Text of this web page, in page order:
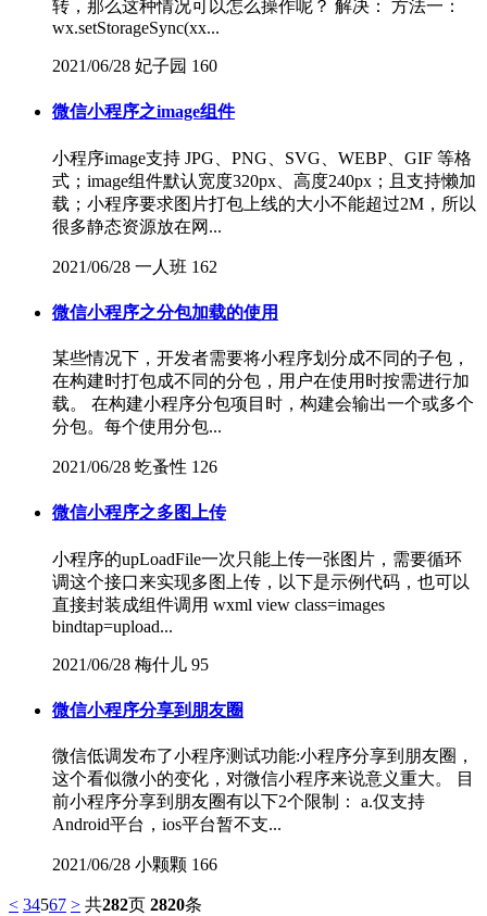
转，那么这种情况可以怎么操作呢？ 解决： 方法一：
wx.setStorageSync(xx...
2021/06/28 妃子园 160
微信小程序之image组件
小程序image支持 JPG、PNG、SVG、WEBP、GIF 等格
式；image组件默认宽度320px、高度240px；且支持懒加
载；小程序要求图片打包上线的大小不能超过2M，所以
很多静态资源放在网...
2021/06/28 一人班 162
微信小程序之分包加载的使用
某些情况下，开发者需要将小程序划分成不同的子包，
在构建时打包成不同的分包，用户在使用时按需进行加
载。 在构建小程序分包项目时，构建会输出一个或多个
分包。每个使用分包...
2021/06/28 虼蚤性 126
微信小程序之多图上传
小程序的upLoadFile一次只能上传一张图片，需要循环
调这个接口来实现多图上传，以下是示例代码，也可以
直接封装成组件调用 wxml view class=images
bindtap=upload...
2021/06/28 梅什儿 95
微信小程序分享到朋友圈
微信低调发布了小程序测试功能:小程序分享到朋友圈，
这个看似微小的变化，对微信小程序来说意义重大。 目
前小程序分享到朋友圈有以下2个限制： a.仅支持
Android平台，ios平台暂不支...
2021/06/28 小颗颗 166
< 34567 > 共282页 2820条